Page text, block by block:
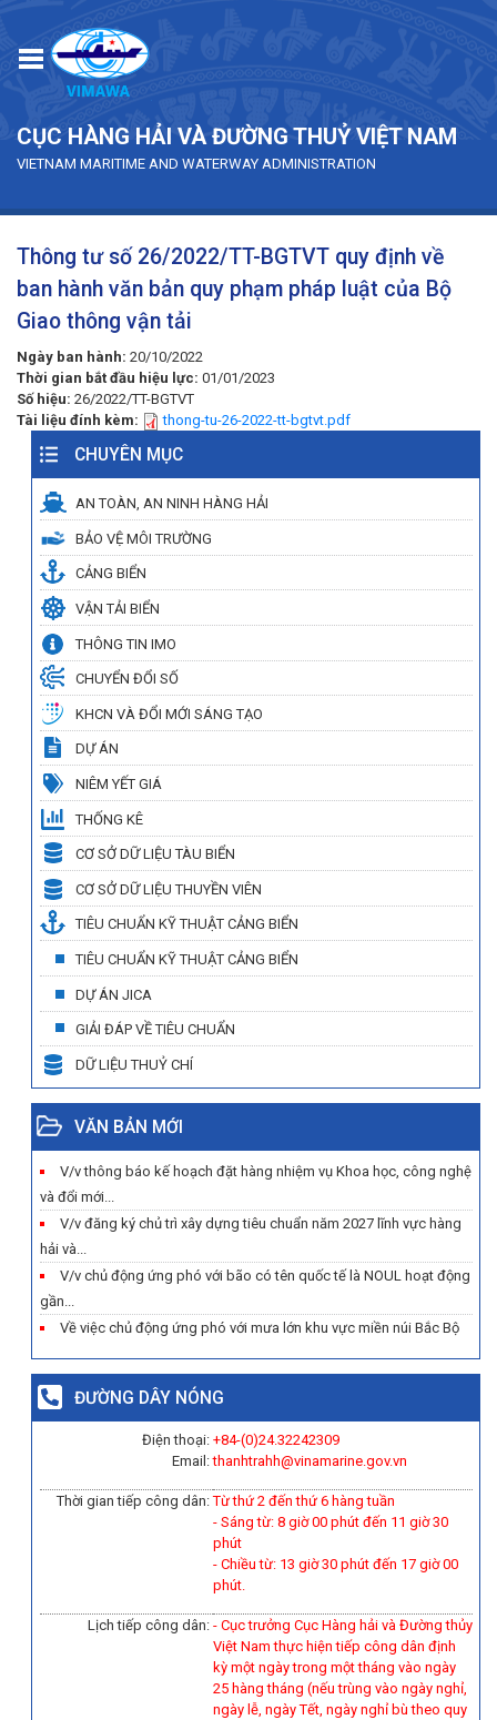
CỤC HÀNG HẢI VÀ ĐƯỜNG THUỶ VIỆT NAM
VIETNAM MARITIME AND WATERWAY ADMINISTRATION
Thông tư số 26/2022/TT-BGTVT quy định về
ban hành văn bản quy phạm pháp luật của Bộ
Giao thông vận tải
Ngày ban hành: 20/10/2022
Thời gian bắt đầu hiệu lực: 01/01/2023
Số hiệu: 26/2022/TT-BGTVT
Tài liệu đính kèm:
thong-tu-26-2022-tt-bgtvt.pdf
CHUYÊN MỤC
AN TOÀN, AN NINH HÀNG HẢI
BẢO VỆ MÔI TRƯỜNG
CẢNG BIỂN
VẬN TẢI BIỂN
THÔNG TIN IMO
CHUYỂN ĐỔI SỐ
KHCN VÀ ĐỔI MỚI SÁNG TẠO
DỰ ÁN
NIÊM YẾT GIÁ
THỐNG KÊ
CƠ SỞ DỮ LIỆU TÀU BIỂN
CƠ SỞ DỮ LIỆU THUYỀN VIÊN
TIÊU CHUẨN KỸ THUẬT CẢNG BIỂN
TIÊU CHUẨN KỸ THUẬT CẢNG BIỂN
DỰ ÁN JICA
GIẢI ĐÁP VỀ TIÊU CHUẨN
DỮ LIỆU THUỶ CHÍ
VĂN BẢN MỚI
V/v thông báo kế hoạch đặt hàng nhiệm vụ Khoa học, công nghệ
và đổi mới...
V/v đăng ký chủ trì xây dựng tiêu chuẩn năm 2027 lĩnh vực hàng
hải và...
V/v chủ động ứng phó với bão có tên quốc tế là NOUL hoạt động
gần...
Về việc chủ động ứng phó với mưa lớn khu vực miền núi Bắc Bộ
ĐƯỜNG DÂY NÓNG
Điện thoại:
Email:
+84-(0)24.32242309
thanhtrahh@vinamarine.gov.vn
Thời gian tiếp công dân:Từ thứ 2 đến thứ 6 hàng tuần
- Sáng từ: 8 giờ 00 phút đến 11 giờ 30
phút
- Chiều từ: 13 giờ 30 phút đến 17 giờ 00
phút.
Lịch tiếp công dân: - Cục trưởng Cục Hàng hải và Đường thủy
Việt Nam thực hiện tiếp công dân định
kỳ một ngày trong một tháng vào ngày
25 hàng tháng (nếu trùng vào ngày nghỉ,
ngày lễ, ngày Tết, ngày nghỉ bù theo quy